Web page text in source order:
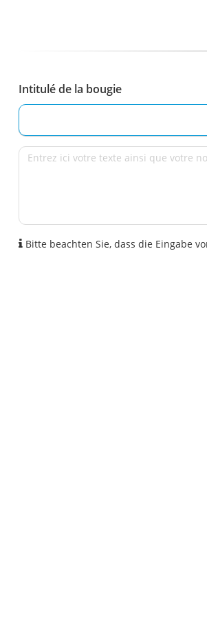
Intitulé de la bougie
Bitte beachten Sie, dass die Eingabe